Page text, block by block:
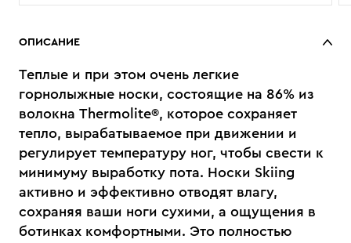
ОПИСАНИЕ
Теплые и при этом очень легкие
горнолыжные носки, состоящие на 86% из
волокна Thermolite®, которое сохраняет
тепло, вырабатываемое при движении и
регулирует температуру ног, чтобы свести к
минимуму выработку пота. Носки Skiing
активно и эффективно отводят влагу,
сохраняя ваши ноги сухими, а ощущения в
ботинках комфортными. Это полностью